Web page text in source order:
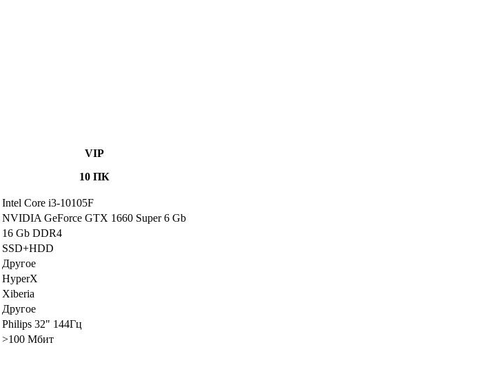
VIP
10 ПК
Intel Core i3-10105F
NVIDIA GeForce GTX 1660 Super 6 Gb
16 Gb DDR4
SSD+HDD
Другое
HyperX
Xiberia
Другое
Philips 32" 144Гц
>100 Мбит